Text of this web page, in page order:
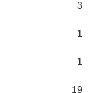
3
1
1
19